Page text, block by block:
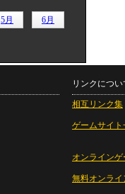
5月 6月
リンクについ
相互リンク集
ゲームサイト
オンラインゲ
無料オンライ